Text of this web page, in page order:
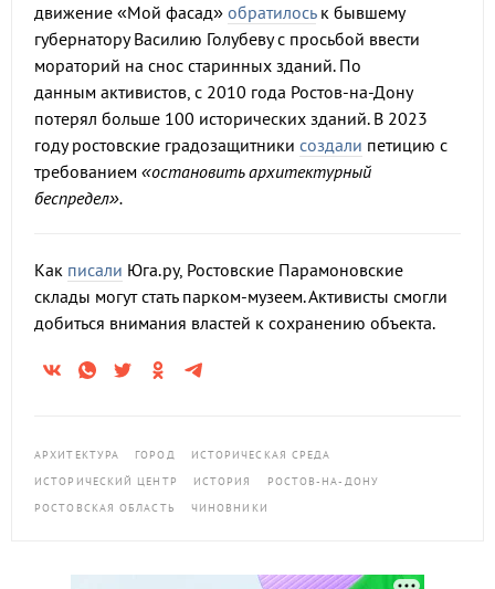
движение «Мой фасад» обратилоськ бывшему
губернатору Василию Голубеву с просьбой ввести
мораторий на снос старинных зданий. По
данным активистов, с 2010 года Ростов-на-Дону
потерял больше 100 исторических зданий. В 2023
году ростовские градозащитники создали петицию с
требованием «остановить архитектурный
беспредел».
Как писали Юга.ру, Ростовские Парамоновские
склады могут стать парком-музеем. Активисты смогли
добиться внимания властей к сохранению объекта.
АРХИТЕКТУРА ГОРОД
ИСТОРИЧЕСКАЯ СРЕДА
ИСТОРИЧЕСКИЙ ЦЕНТР
ИСТОРИЯ
РОСТОВ-НА-ДОНУ
РОСТОВСКАЯ ОБЛАСТЬ
ЧИНОВНИКИ